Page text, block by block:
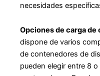
necesidades
Opciones de carga
dispone de varios
de contenedores de
pueden elegir entre 8